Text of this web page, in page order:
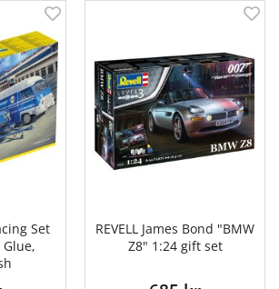
Set
Glue,
REVELL James Bond "BMW
Z8" 1:24 gift set